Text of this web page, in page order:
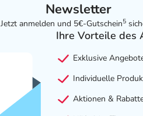
Newsletter
Jetzt anmelden und 5€-Gutschein5
Ihre Vorteile des
Exklusive
Individuelle
Aktionen &